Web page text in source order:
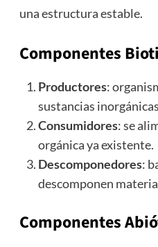
una estructura estable.
Componentes
Productores:
sustancias
Consumidores: se
orgánica ya existente.
Descomponedores:
descomponen
Componentes